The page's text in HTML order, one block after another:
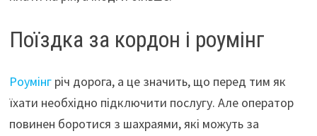
Поїздка за кордон і роумінг
Роумінгріч дорога, а це значить, що перед тим як
їхати необхідно підключити послугу. Але оператор
повинен боротися з шахраями, які можуть за